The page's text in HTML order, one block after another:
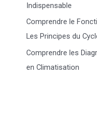
Indispensable
Comprendre le
Les Principes du
Comprendre les
en Climatisation